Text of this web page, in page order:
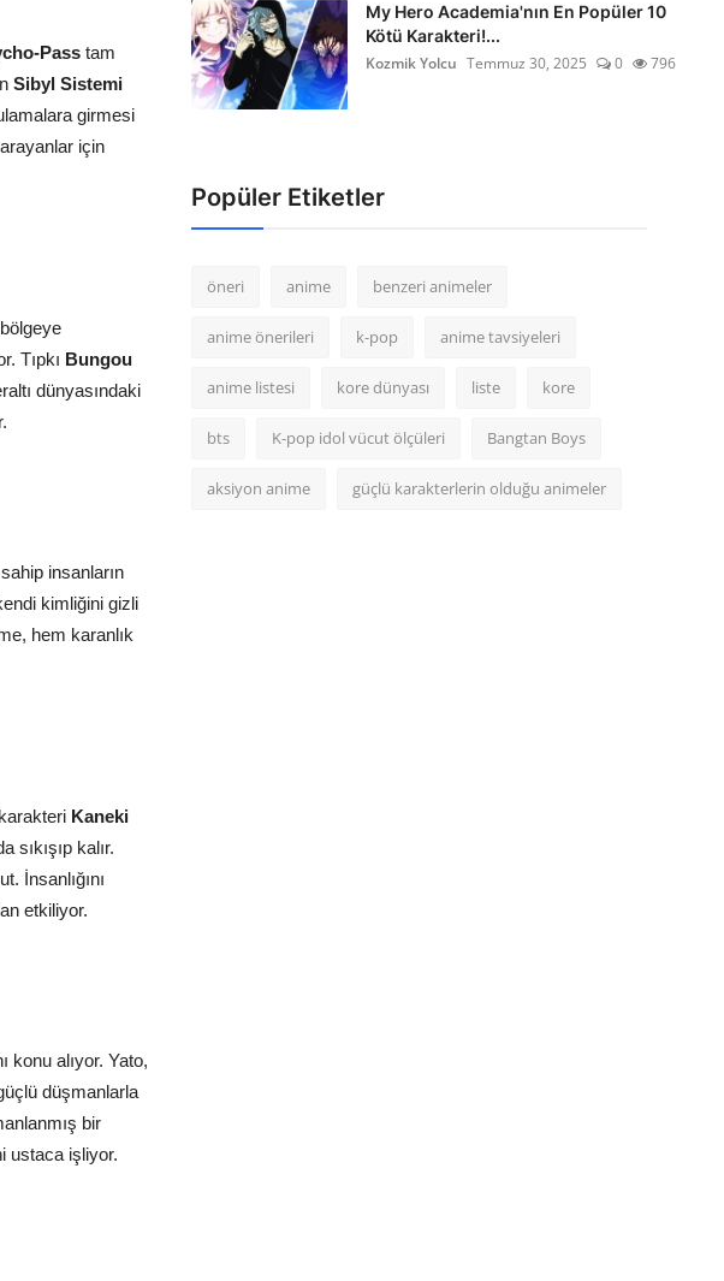
Pass tam
Sibyl Sistemi
girmesi
için
Tıpkı Bungou
dünyasındaki
insanların
kimliğini gizli
hem karanlık
Kaneki
sıkışıp kalır.
İnsanlığını
etkiliyor.
konu alıyor. Yato,
düşmanlarla
bir
ustaca işliyor.
My Hero Academia'nın En Popüler 10
Kötü Karakteri!...
Kozmik Yolcu Temmuz 30, 2025 0 796
Popüler Etiketler
öneri anime benzeri animeler
anime önerileri k-pop anime tavsiyeleri
anime listesi kore dünyası liste kore
bts K-pop idol vücut ölçüleri Bangtan Boys
aksiyon anime güçlü karakterlerin olduğu animeler